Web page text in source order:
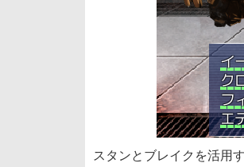
スタンとブレイクを活用